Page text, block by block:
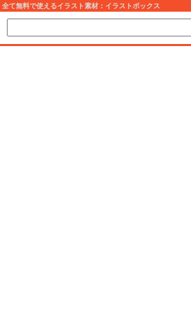
全て無料で使えるイラスト素材：イラストボックス